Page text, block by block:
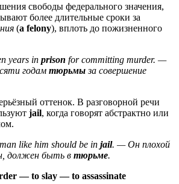
свободы федерального значения,
более длительные сроки за
(a felony), вплоть до пожизненного
years in prison for committing murder. —
годам тюрьмыза совершение
оттенок. В разговорной речи
jail, когда говорят абстрактно или
like him should be in jail. — Он плохой
должен быть в тюрьме.
— to slay — to assassinate